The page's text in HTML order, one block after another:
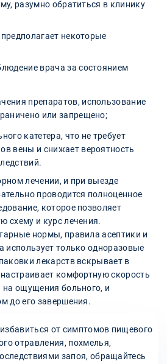
разумно обратиться в клинику
некоторые
врача за состоянием
препаратов, использование
или запрещено;
катетера, что не требует
вены и снижает вероятность
лечении, и при выезде
проводится полноценное
которое позволяет
схему и курс лечения.
нормы, правила асептики и
использует только одноразовые
лекарств вскрывает в
комфортную скорость
на ощущения больного, и
до его завершения.
от симптомов пищевого
отравления, похмелья,
запоя, обращайтесь